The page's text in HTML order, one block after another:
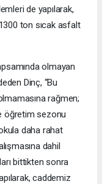
de yapılarak,
ton sıcak asfalt
olmayan
Dinç, “Bu
rağmen;
öğretim sezonu
daha rahat
dahil
bittikten sonra
caddemiz